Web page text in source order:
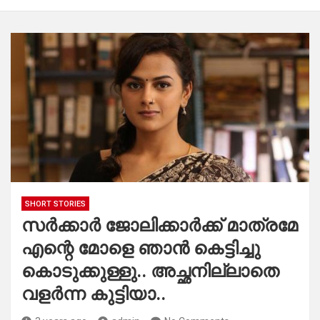
SHORT STORIES
സർക്കാർ ജോലിക്കാർക്ക് മാത്രമേ
എന്റെ മോളെ ഞാൻ കെട്ടിച്ചു
കൊടുക്കുള്ളു.. അച്ഛനില്ലാതെ
വളർന്ന കുട്ടിയാ..